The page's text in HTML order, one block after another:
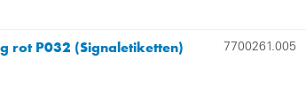
rot P032 (Signaletiketten) 7700261.005